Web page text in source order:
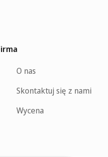
O nas
Skontaktuj się z nami
Wycena